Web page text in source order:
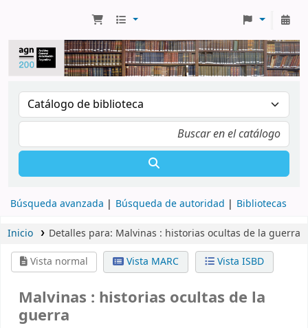
Búsqueda avanzada Búsqueda de autoridad Bibliotecas
Inicio Detalles para: Malvinas : historias ocultas de la guerra
Vista normal
Vista MARC Vista ISBD
Malvinas : historias ocultas de la
guerra